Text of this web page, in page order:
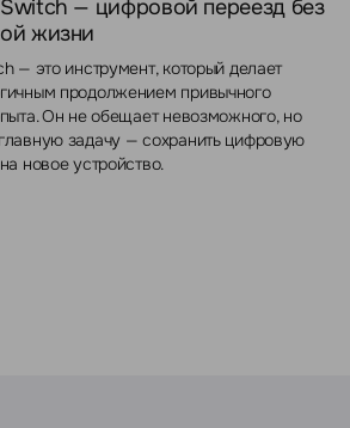
— цифровой переезд без
жизни
— это инструмент, который делает
продолжением привычного
Он не обещает невозможного, но
задачу — сохранить цифровую
новое устройство.